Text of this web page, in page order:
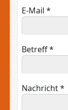
E-Mail *
Betreff*
Nachricht*